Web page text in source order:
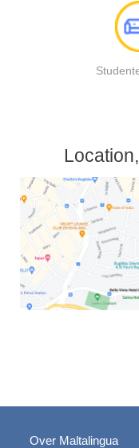
Over Maltalingua